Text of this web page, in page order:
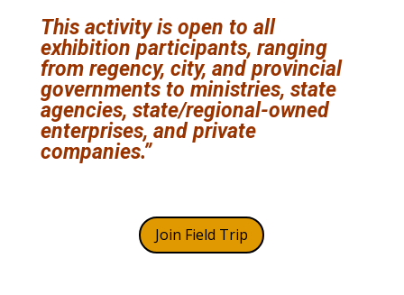
This activity is open to all
exhibition participants, ranging
from regency, city, and provincial
governments to ministries, state
agencies, state/regional-owned
enterprises, and private
companies.”
Join Field Trip